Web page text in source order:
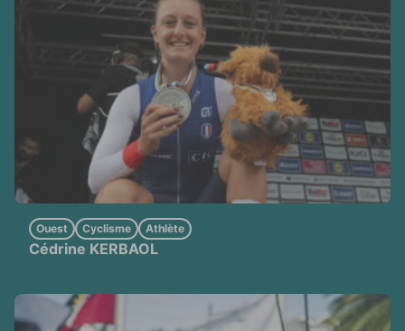
Cédrine KERBAOL
Ouest Cyclisme Athlète